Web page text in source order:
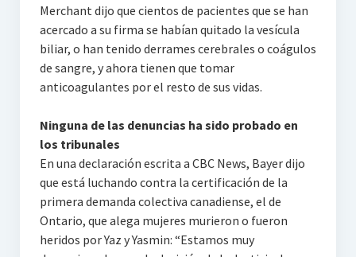
Merchant dijo que cientos de pacientes que se han
acercado a su firma se habían quitado la vesícula
biliar, o han tenido derrames cerebrales o coágulos
de sangre, y ahora tienen que tomar
anticoagulantes por el resto de sus vidas.
Ninguna de las denuncias ha sido probado en
los tribunales
En una declaración escrita a CBC News, Bayer dijo
que está luchando contra la certificación de la
primera demanda colectiva canadiense, el de
Ontario, que alega mujeres murieron o fueron
heridos por Yaz y Yasmin: “Estamos muy